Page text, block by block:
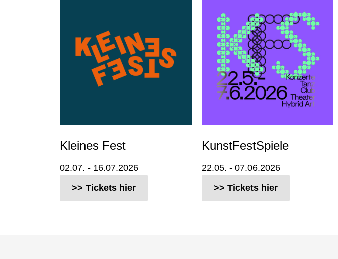
Kleines Fest
02.07. - 16.07.2026
>> Tickets hier
KunstFestSpiele
22.05. - 07.06.2026
>> Tickets hier